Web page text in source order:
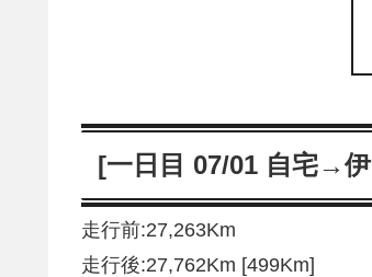
[一日目 07/01 自宅→
走行前:27,263Km
走行後:27,762Km [499Km]